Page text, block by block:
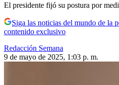
El presidente fijó su postura por
Siga las noticias del mundo de la
contenido exclusivo
Redacción Semana
9 de mayo de 2025, 1:03 p. m.